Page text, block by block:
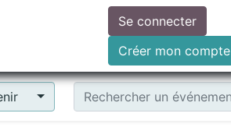
Faire un don
Se connecter
Créer mon compte